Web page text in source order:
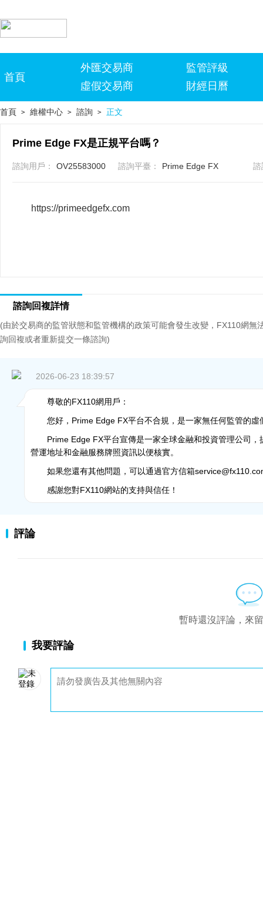
首頁
外匯交易商
虛假交易商
監管評級
財經日曆
首頁 > 維權中心 > 諮詢 > 正文
Prime Edge FX是正規平台嗎？
諮詢用戶： OV25583000 諮詢平臺： Prime Edge FX 諮
https://primeedgefx.com
諮詢回複詳情
(由於交易商的監管狀態和監管機構的政策可能會發生改變，FX110網
詢回複或者重新提交一條諮詢)
2026-06-23 18:39:57
尊敬的FX110網用戶：
您好，Prime Edge FX平台不合規，是一家無任何監管的虛
Prime Edge FX平台宣傳是一家全球金融和投資管理公司
營運地址和金融服務牌照資訊以便核實。
如果您還有其他問題，可以通過官方信箱
感謝您對FX110網站的支持與信任！
評論
暫時還沒評論，來
我要評論